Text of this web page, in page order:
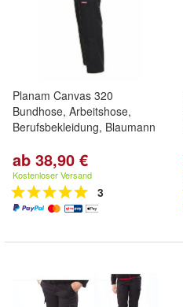
Planam Canvas 320
Bundhose, Arbeitshose,
Berufsbekleidung, Blaumann
ab 38,90 €
Kostenloser Versand
3